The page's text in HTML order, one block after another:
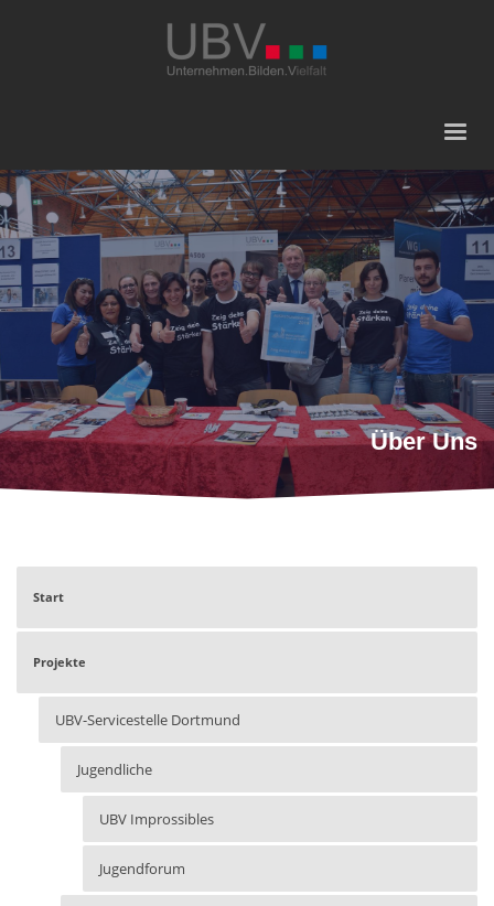
Über Uns
Start
Projekte
UBV-Servicestelle Dortmund
Jugendliche
UBV Improssibles
Jugendforum